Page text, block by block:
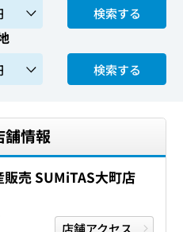
検索する
検索する
舗情報
売 SUMiTAS大町店
店舗アクセス